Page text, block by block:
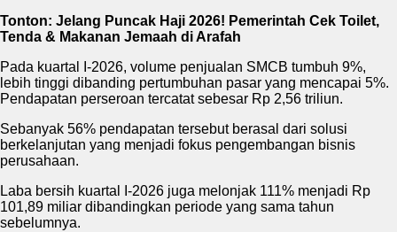
Tonton: Jelang Puncak Haji 2026! Pemerintah Cek Toilet,
Tenda & Makanan Jemaah di Arafah
Pada kuartal I-2026, volume penjualan SMCB tumbuh 9%,
lebih tinggi dibanding pertumbuhan pasar yang mencapai 5%.
Pendapatan perseroan tercatat sebesar Rp 2,56 triliun.
Sebanyak 56% pendapatan tersebut berasal dari solusi
berkelanjutan yang menjadi fokus pengembangan bisnis
perusahaan.
Laba bersih kuartal I-2026 juga melonjak 111% menjadi Rp
101,89 miliar dibandingkan periode yang sama tahun
sebelumnya.